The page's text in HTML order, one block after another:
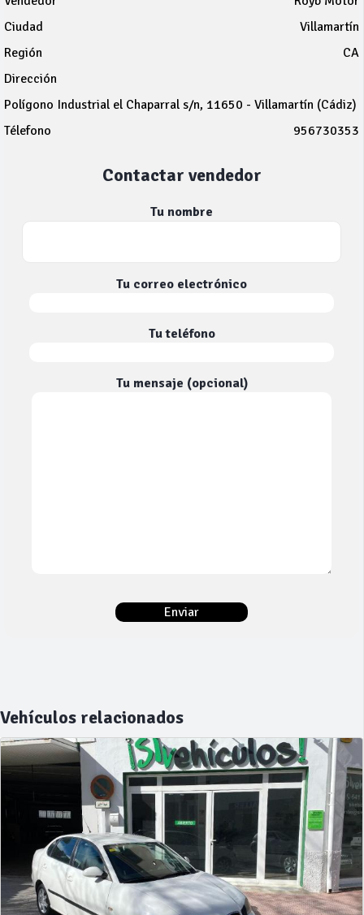
Ciudad
Villamartín
Región
CA
Dirección
Polígono Industrial el Chaparral s/n, 11650 - Villamartín (Cádiz)
Télefono
956730353
Contactar vendedor
Tu nombre
Tu correo electrónico
Tu teléfono
Tu mensaje (opcional)
Vehículos relacionados